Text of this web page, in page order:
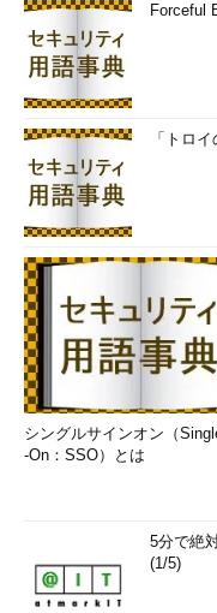
Forceful
「トロ
シングルサインオン（
-On：SSO）とは
5分で絶
(1/5)